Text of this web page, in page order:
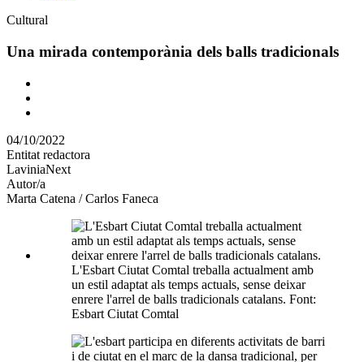
Àmbit
la
Cultural
Una mirada contemporània dels balls tradicionals
Comparteix
altres
xarxes
socials
04/10/2022
Entitat redactora
LaviniaNext
Autor/a
Marta Catena / Carlos Faneca
L'Esbart Ciutat Comtal treballa actualment amb
un estil adaptat als temps actuals, sense deixar
enrere l'arrel de balls tradicionals catalans. Font:
Esbart Ciutat Comtal